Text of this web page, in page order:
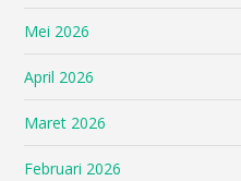
Mei 2026
April 2026
Maret 2026
Februari 2026